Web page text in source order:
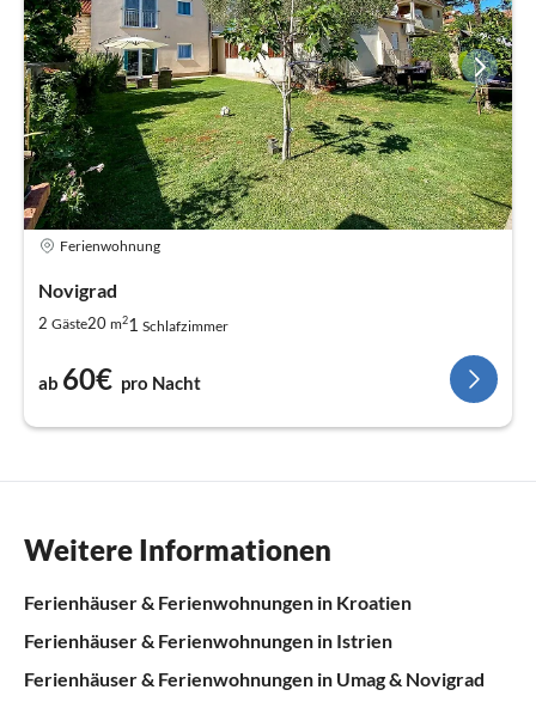
Ferienwohnung
Novigrad
2 Gäste20 m21 Schlafzimmer
ab 60€ pro Nacht
Weitere Informationen
Ferienhäuser & Ferienwohnungen in Kroatien
Ferienhäuser & Ferienwohnungen in Istrien
Ferienhäuser & Ferienwohnungen in Umag & Novigrad